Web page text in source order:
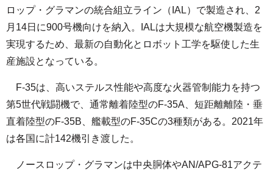
ロップ・グラマンの統合組立ライン（IAL）で製造され、2
月14日に900号機向けを納入。IALは大規模な航空機製造を
実現するため、最新の自動化とロボット工学を駆使した生
産施設となっている。
F-35は、高いステルス性能や高度な火器管制能力を持つ
第5世代戦闘機で、通常離着陸型のF-35A、短距離離陸・垂
直着陸型のF-35B、艦載型のF-35Cの3種類がある。2021年
は各国に計142機引き渡した。
ノースロップ・グラマンは中央胴体やAN/APG-81アクテ